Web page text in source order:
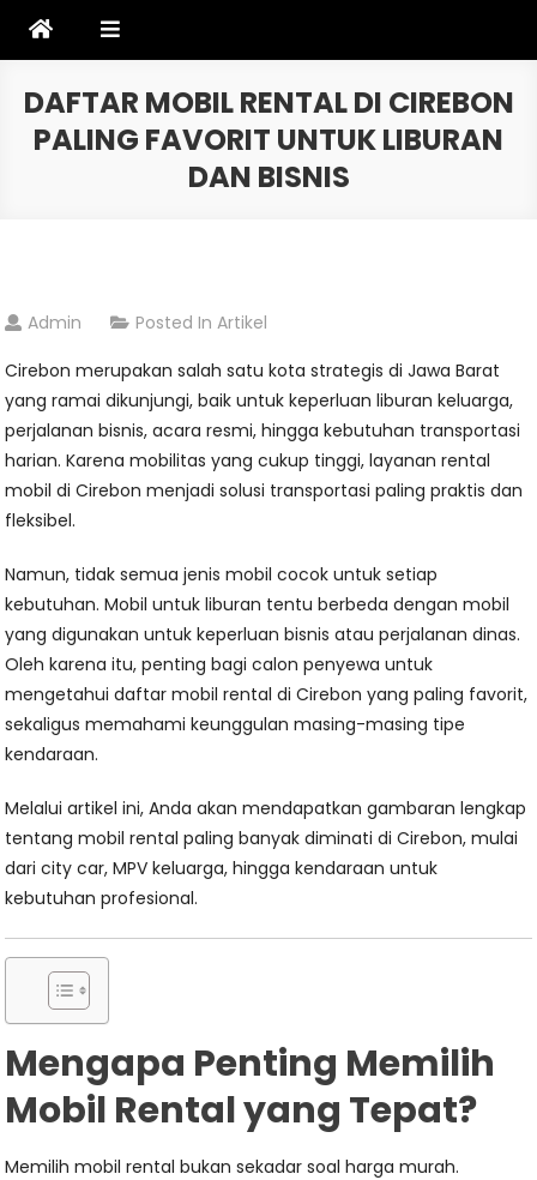
DAFTAR MOBIL RENTAL DI CIREBON
PALING FAVORIT UNTUK LIBURAN
DAN BISNIS
Admin Posted InArtikel
Cirebon merupakan salah satu kota strategis di Jawa Barat
yang ramai dikunjungi, baik untuk keperluan liburan keluarga,
perjalanan bisnis, acara resmi, hingga kebutuhan transportasi
harian. Karena mobilitas yang cukup tinggi, layanan rental
mobil di Cirebon menjadi solusi transportasi paling praktis dan
fleksibel.
Namun, tidak semua jenis mobil cocok untuk setiap
kebutuhan. Mobil untuk liburan tentu berbeda dengan mobil
yang digunakan untuk keperluan bisnis atau perjalanan dinas.
Oleh karena itu, penting bagi calon penyewa untuk
mengetahui daftar mobil rental di Cirebon yang paling favorit,
sekaligus memahami keunggulan masing-masing tipe
kendaraan.
Melalui artikel ini, Anda akan mendapatkan gambaran lengkap
tentang mobil rental paling banyak diminati di Cirebon, mulai
dari city car, MPV keluarga, hingga kendaraan untuk
kebutuhan profesional.
Mengapa Penting Memilih
Mobil Rental yang Tepat?
Memilih mobil rental bukan sekadar soal harga murah.